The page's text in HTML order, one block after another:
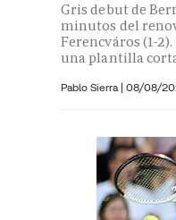
Gris debut de
minutos del
Ferencváros (1-
una plantilla
Pablo Sierra | 08/08/